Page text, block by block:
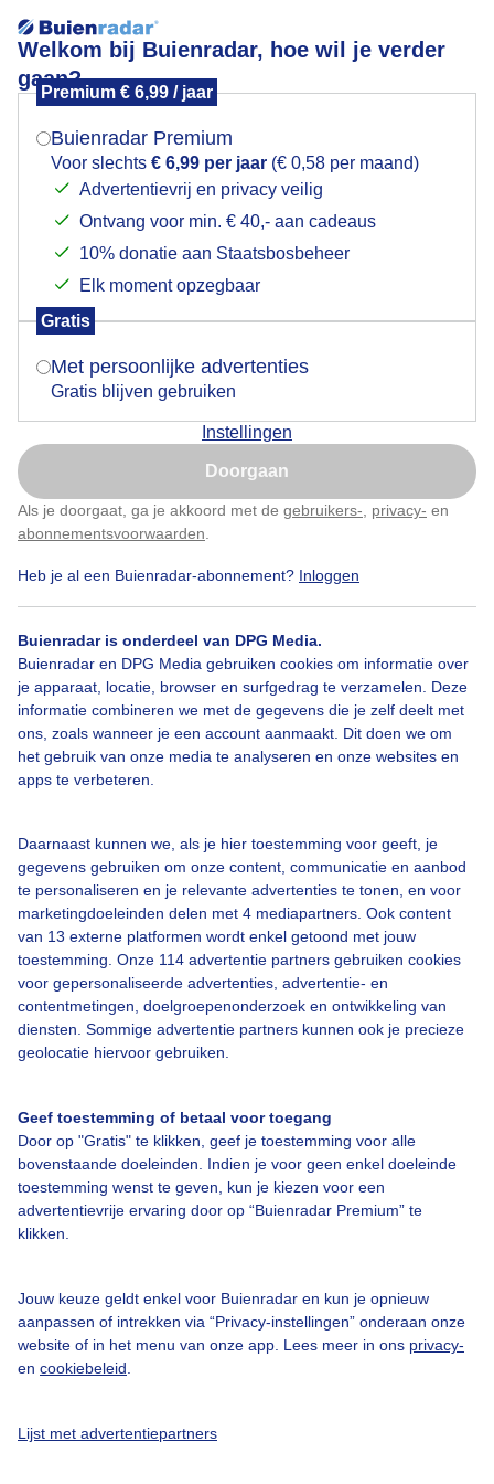
Welkom bij Buienradar, hoe wil je verder
gaan?
Premium € 6,99 / jaar
Buienradar Premium
Voor slechts € 6,99 per jaar (€ 0,58 per maand)
Advertentievrij en privacy veilig
Ontvang voor min. € 40,- aan cadeaus
10% donatie aan Staatsbosbeheer
Elk moment opzegbaar
Gratis
Met persoonlijke advertenties
Gratis blijven gebruiken
Instellingen
Doorgaan
Als je doorgaat, ga je akkoord met de gebruikers- privacy- en
abonnementsvoorwaarden
Heb je al een Buienradar-abonnement? Inloggen
Buienradar is onderdeel van DPG Media.
Buienradar en DPG Media gebruiken cookies om informatie over
je apparaat, locatie, browser en surfgedrag te verzamelen. Deze
informatie combineren we met de gegevens die je zelf deelt met
ons, zoals wanneer je een account aanmaakt. Dit doen we om
het gebruik van onze media te analyseren en onze websites en
apps te verbeteren.
Daarnaast kunnen we, als je hier toestemming voor geeft, je
gegevens gebruiken om onze content, communicatie en aanbod
te personaliseren en je relevante advertenties te tonen, en voor
marketingdoeleinden delen met 4 mediapartners. Ook content
van 13 externe platformen wordt enkel getoond met jouw
toestemming. Onze 114 advertentie partners gebruiken cookies
voor gepersonaliseerde advertenties, advertentie- en
contentmetingen, doelgroepenonderzoek en ontwikkeling van
diensten. Sommige advertentie partners kunnen ook je precieze
geolocatie hiervoor gebruiken.
Geef toestemming of betaal voor toegang
Door op "Gratis" te klikken, geef je toestemming voor alle
bovenstaande doeleinden. Indien je voor geen enkel doeleinde
toestemming wenst te geven, kun je kiezen voor een
advertentievrije ervaring door op “Buienradar Premium” te
klikken.
Jouw keuze geldt enkel voor Buienradar en kun je opnieuw
aanpassen of intrekken via “Privacy-instellingen” onderaan onze
website of in het menu van onze app. Lees meer in ons privacy-
en cookiebeleid
Lijst met advertentiepartners
Dreigende buitenlucht zee vlag halfstok
Door: Janneke Middendorp Gemaakt: 04-05-2025, 132x bekeken
Halfstok Dreiging Wind
Bekijk slideshow
Over Buienradar
Bedrijfsgegevens
Contact
Toegankelijkheid
Gebruikersvoorwaarden
Adverteren
Privacy beleid
Cookie beleid
Mogen we je locatie gebruiken voor het
Indien je hier nog geen akkoord op hebt gegeven,
verschijnt er zo een pop-up uit je browser waarin
Is goed, toon de popup
Nu niet, misschien later
Klik hierom dit aan te passen